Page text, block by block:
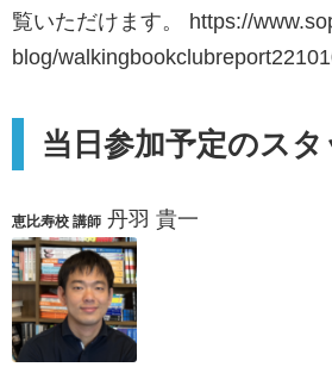
覧いただけます。 https://
blog/
当日参加予定のスタ
恵比寿校 講師 丹羽 貴一